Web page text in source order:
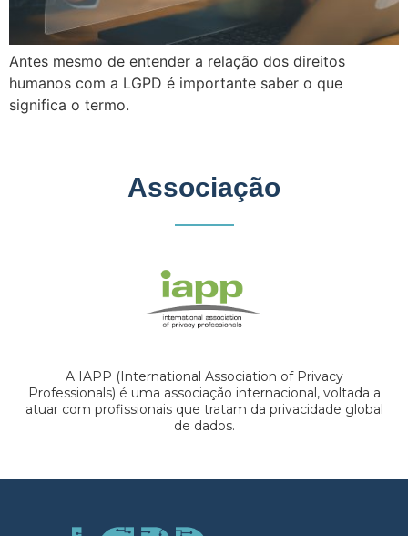
Antes mesmo de entender a relação dos direitos
humanos com a LGPD é importante saber o que
significa o termo.
Associação
A IAPP (International Association of Privacy
Professionals) é uma associação internacional, voltada a
atuar com profissionais que tratam da privacidade global
de dados.